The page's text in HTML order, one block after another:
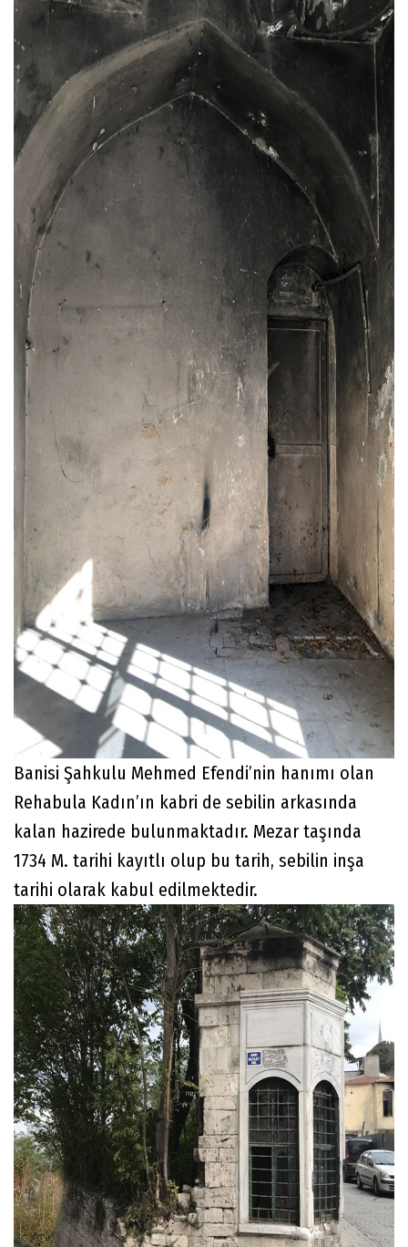
Banisi Şahkulu Mehmed Efendi’nin hanımı olan
Rehabula Kadın’ın kabri de sebilin arkasında
kalan hazirede bulunmaktadır. Mezar taşında
1734 M. tarihi kayıtlı olup bu tarih, sebilin inşa
tarihi olarak kabul edilmektedir.